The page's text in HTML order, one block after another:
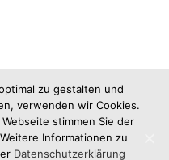
zu gestalten und
verwenden wir Cookies.
stimmen Sie der
Informationen zu
Datenschutzerklärung